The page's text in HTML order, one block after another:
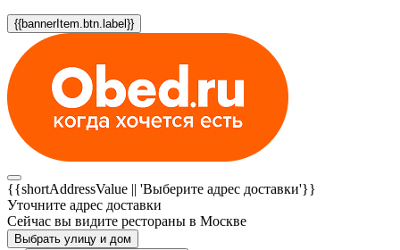
{{bannerItem.btn.label}}
{{shortAddressValue || 'Выберите адрес доставки'}}
Уточните адрес доставки
Сейчас вы видите рестораны в Москве
Выбрать улицу и дом